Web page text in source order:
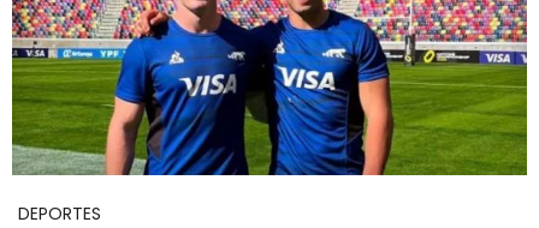
DEPORTES